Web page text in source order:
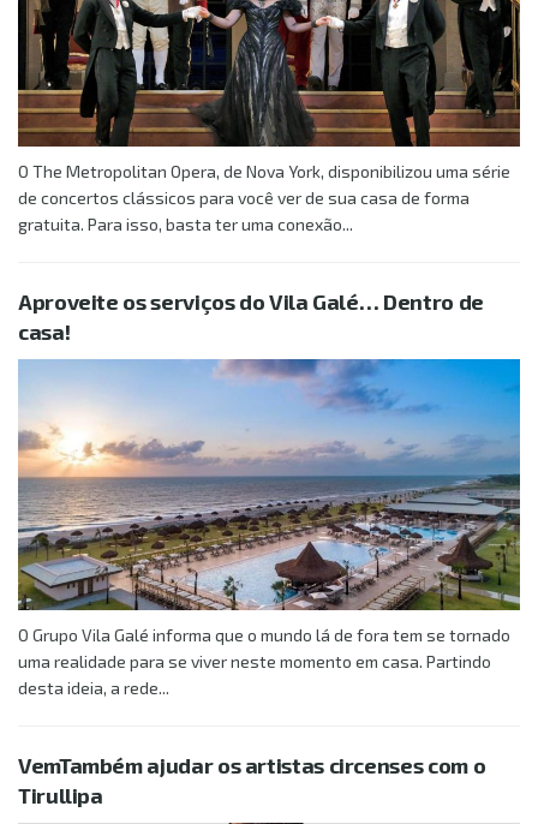
O The Metropolitan Opera, de Nova York, disponibilizou uma série
de concertos clássicos para você ver de sua casa de forma
gratuita. Para isso, basta ter uma conexão...
Aproveite os serviços do Vila Galé… Dentro de
casa!
O Grupo Vila Galé informa que o mundo lá de fora tem se tornado
uma realidade para se viver neste momento em casa. Partindo
desta ideia, a rede...
VemTambém ajudar os artistas circenses com o
Tirullipa